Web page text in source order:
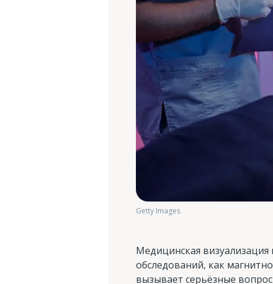
Getty Images
Медицинская визуализация
обследований, как
вызывает серьёзные